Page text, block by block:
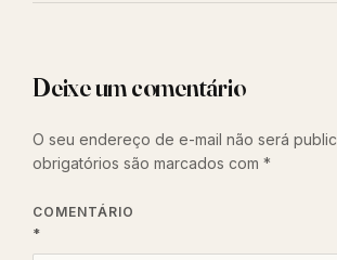
Deixe um comentário
O seu endereço de e-mail não será
obrigatórios são marcados com *
COMENTÁRIO
*